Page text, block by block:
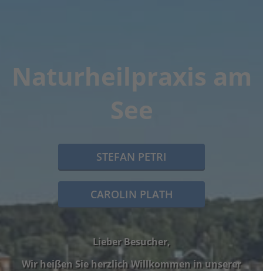
Naturheilpraxis am
See
STEFAN PETRI
CAROLIN PLATH
Lieber Besucher,
Wir heißen Sie herzlich Willkommen in unserer